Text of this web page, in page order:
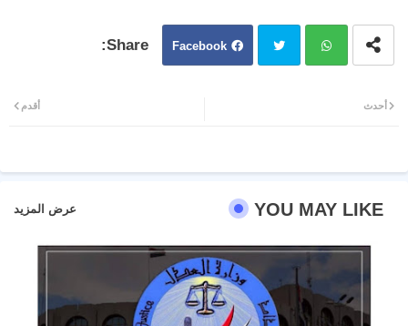
Facebook
أحدث أقدم
YOU MAY LIKE عرض المزيد